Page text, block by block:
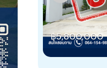
฿5,800,000